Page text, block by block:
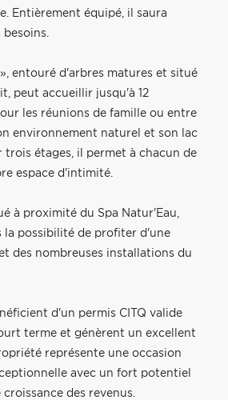
Entièrement équipé, il saura
besoins.
entouré d'arbres matures et situé
peut accueillir jusqu'à 12
les réunions de famille ou entre
environnement naturel et son lac
trois étages, il permet à chacun de
espace d'intimité.
à proximité du Spa Natur'Eau,
la possibilité de profiter d'une
des nombreuses installations du
d'un permis CITQ valide
terme et génèrent un excellent
représente une occasion
avec un fort potentiel
des revenus.